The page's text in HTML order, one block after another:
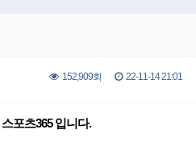
152,909회 22-11-14 21:01
포츠365 입니다.